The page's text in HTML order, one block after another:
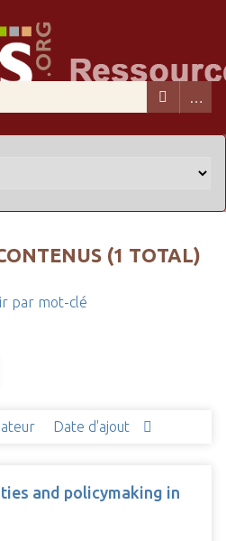
(1 TOTAL)
par mot-clé
Date d'ajout
and policymaking in